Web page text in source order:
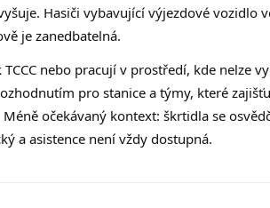
Hasiči vybavující výjezdové vozidlo
je zanedbatelná.
nebo pracují v prostředí, kde nelze
pro stanice a týmy, které
očekávaný kontext: škrtidla se
a asistence není vždy dostupná.